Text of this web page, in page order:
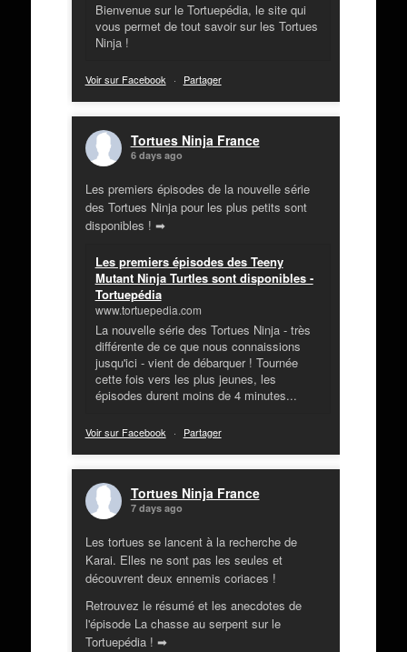
Bienvenue sur le Tortuepédia, le site qui
vous permet de tout savoir sur les Tortues
Ninja !
Voir sur Facebook · Partager
Tortues Ninja France
6 days ago
Les premiers épisodes de la nouvelle série
des Tortues Ninja pour les plus petits sont
disponibles ! ➡
Les premiers épisodes des Teeny
Mutant Ninja Turtles sont disponibles -
Tortuepédia
www.tortuepedia.com
La nouvelle série des Tortues Ninja - très
différente de ce que nous connaissions
jusqu'ici - vient de débarquer ! Tournée
cette fois vers les plus jeunes, les
épisodes durent moins de 4 minutes...
Voir sur Facebook · Partager
Tortues Ninja France
7 days ago
Les tortues se lancent à la recherche de
Karai. Elles ne sont pas les seules et
découvrent deux ennemis coriaces !
Retrouvez le résumé et les anecdotes de
l'épisode La chasse au serpent sur le
Tortuepédia ! ➡